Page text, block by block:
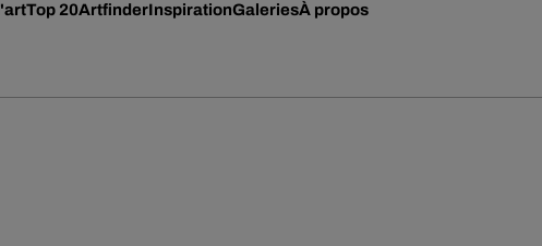
Top 20ArtfinderInspirationGaleriesÀ propos